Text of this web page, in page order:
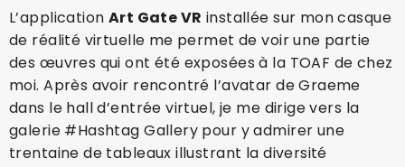
L’application Art Gate VR installée sur mon casque
de réalité virtuelle me permet de voir une partie
des œuvres qui ont été exposées à la TOAF de chez
moi. Après avoir rencontré l’avatar de Graeme
dans le hall d’entrée virtuel, je me dirige vers la
galerie #Hashtag Gallery pour y admirer une
trentaine de tableaux illustrant la diversité